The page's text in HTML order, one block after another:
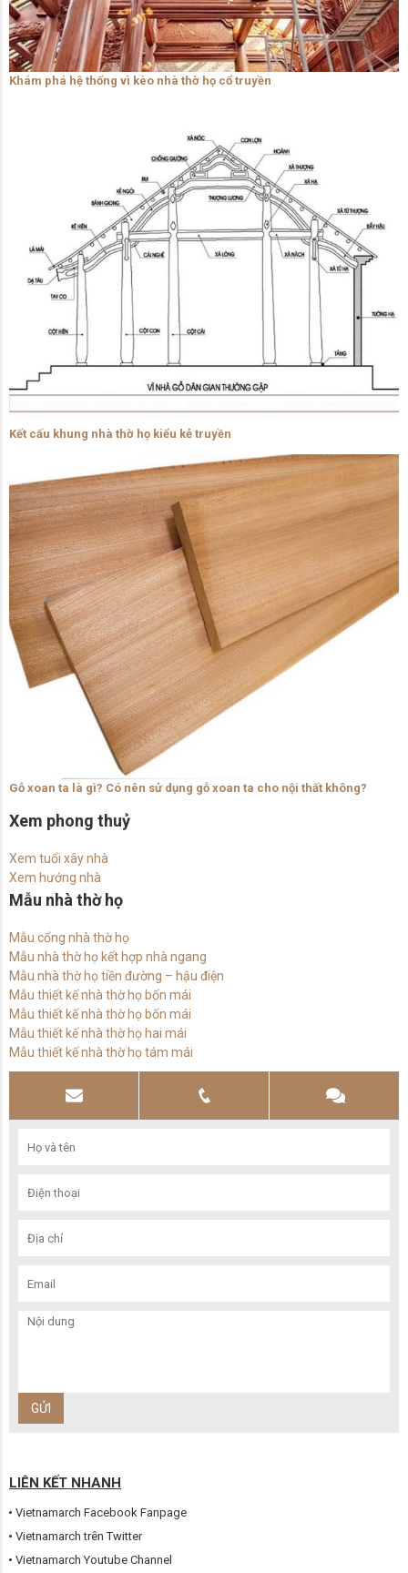
Khám phá hệ thống vì kèo nhà thờ họ cổ truyền
Kết cấu khung nhà thờ họ kiểu kẻ truyền
Gỗ xoan ta là gì? Có nên sử dụng gỗ xoan ta cho nội thất không?
Xem phong thuỷ
Xem tuổi xây nhà
Xem hướng nhà
Mẫu nhà thờ họ
Mẫu cổng nhà thờ họ
Mẫu nhà thờ họ kết hợp nhà ngang
Mẫu nhà thờ họ tiền đường – hậu điện
Mẫu thiết kế nhà thờ họ bốn mái
Mẫu thiết kế nhà thờ họ bốn mái
Mẫu thiết kế nhà thờ họ hai mái
Mẫu thiết kế nhà thờ họ tám mái
LIÊN KẾT NHANH
Vietnamarch Facebook Fanpage
Vietnamarch trên Twitter
Vietnamarch Youtube Channel